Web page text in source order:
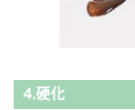
4.硬化